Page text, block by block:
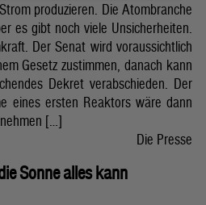
produzieren. Die Atombranche
es gibt noch viele Unsicherheiten.
Der Senat wird voraussichtlich
Gesetz zustimmen, danach kann
Dekret verabschieden. Der
eines ersten Reaktors wäre dann
[…]
Die Presse
Sonne alles kann